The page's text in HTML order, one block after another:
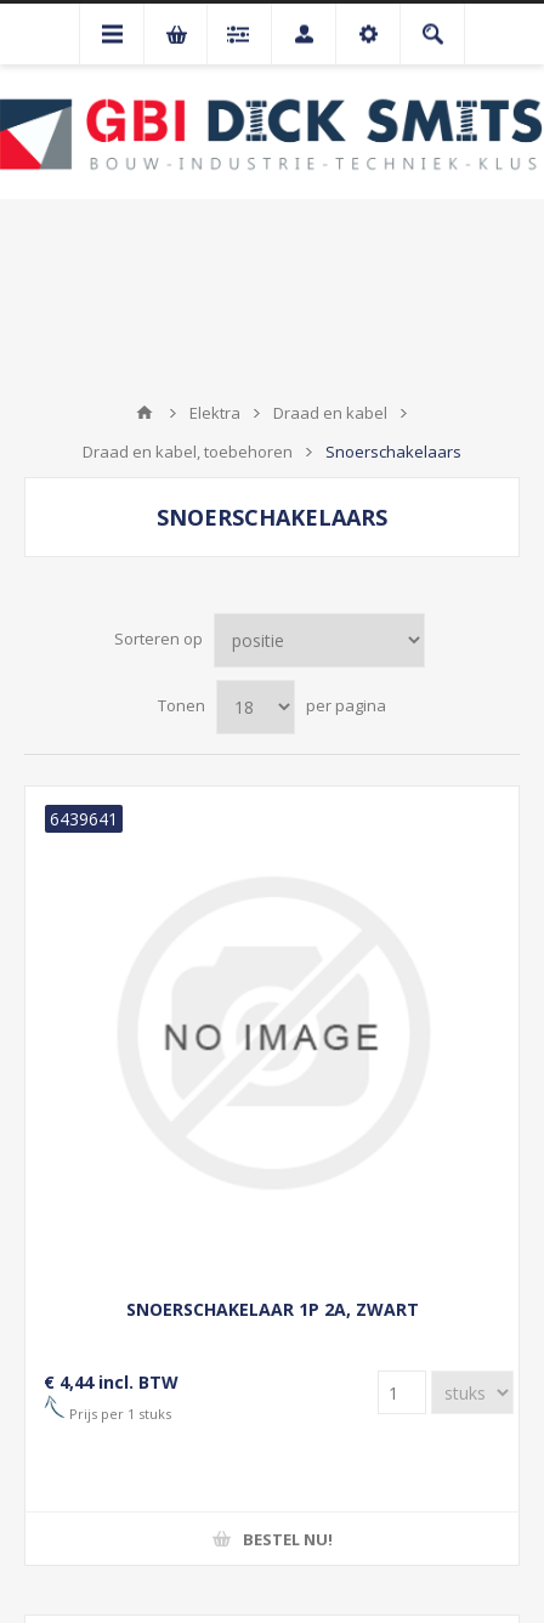
Elektra
Draad en kabel
Draad en kabel, toebehoren
Snoerschakelaars
SNOERSCHAKELAARS
Sorteren op
Tonen per pagina
SNOERSCHAKELAAR 1P 2A, ZWART
6439641
€ 4,44 incl. BTW
Prijs per 1 stuks
BESTEL NU!